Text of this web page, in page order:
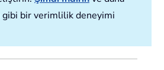
gibi bir verimlilik deneyimi